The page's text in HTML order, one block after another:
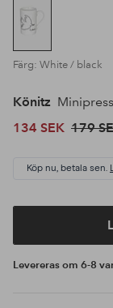
Färg: White / black
Könitz
134 SEK 179
Köp nu, betala sen.
Levereras om 6-8